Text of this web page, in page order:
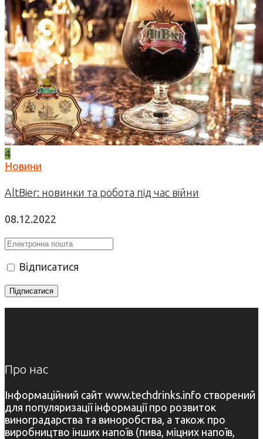
4
Новини
AltBier: новинки та робота під час війни
08.12.2022
Відписатися
Про нас
Інформаційний сайт www.techdrinks.info створений
для популяризації інформації про розвиток
виноградарства та виноробства, а також про
виробництво інших напоїв (пива, міцних напоїв,